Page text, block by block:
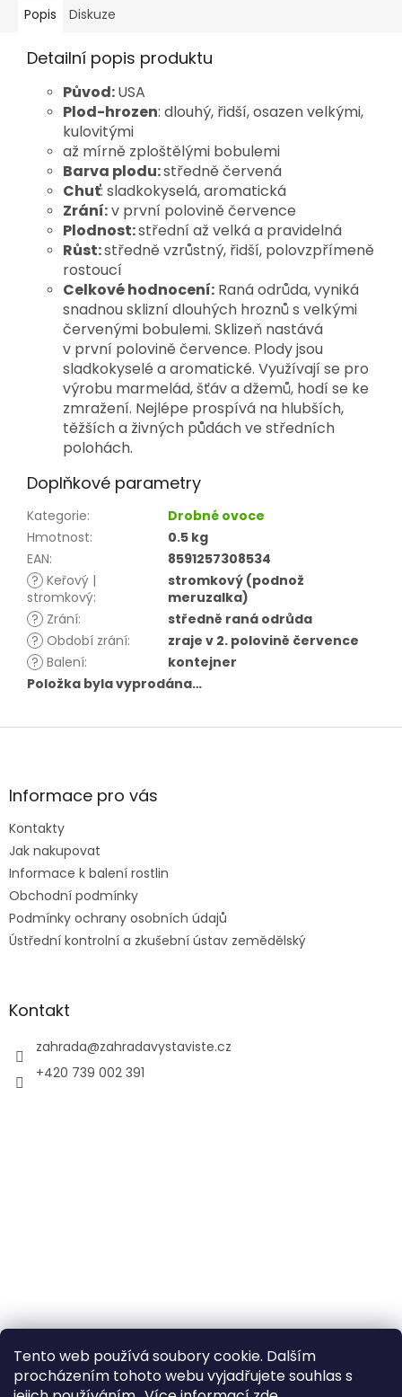
Tento web používá soubory cookie. Dalším
procházením tohoto webu vyjadřujete souhlas s
Popis Diskuze
Detailní popis produktu
Původ:USA
Plod-hrozen: dlouhý, řidší, osazen velkými,
kulovitými
až mírně zploštělými bobulemi
Barva plodu:středně červená
Chuť: sladkokyselá, aromatická
Zrání:v první polovině července
Plodnost:střední až velká a pravidelná
Růst:středně vzrůstný, řidší, polovzpřímeně
rostoucí
Celkové hodnocení: Raná odrůda, vyniká
snadnou sklizní dlouhých hroznů s velkými
červenými bobulemi. Sklizeň nastává
v první polovině července. Plody jsou
sladkokyselé a aromatické. Využívají se pro
výrobu marmelád, šťáv a džemů, hodí se ke
zmražení. Nejlépe prospívá na hlubších,
těžších a živných půdách ve středních
polohách.
Doplňkové parametry
Kategorie:
Drobné ovoce
Hmotnost:
0.5 kg
EAN:
8591257308534
? Keřový |
stromkový:
stromkový (podnož
meruzalka)
? Zrání:
středně raná odrůda
? Období zrání:
zraje v 2. polovině července
? Balení:
kontejner
Položka byla vyprodána…
Z
aInformace pro vás
Kontakty
Jak nakupovat
Informace k balení rostlin
Obchodní podmínky
Podmínky ochrany osobních údajů
Ústřední kontrolní a zkušební ústav zemědělský
Kontakt
zahrada@zahradavystaviste.cz
+420 739 002 391